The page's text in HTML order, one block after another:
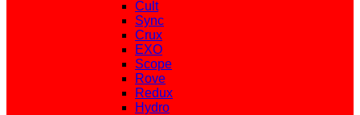
Cult
Sync
Crux
EXO
Scope
Rove
Redux
Hydro